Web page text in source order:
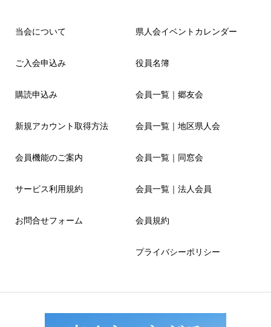
当会について
ご入会申込み
購読申込み
新規アカウント取得方法
会員機能のご案内
サービス利用規約
お問合せフォーム
県人会イベントカレンダー
役員名簿
会員一覧｜郷友会
会員一覧｜地区県人会
会員一覧｜同窓会
会員一覧｜法人会員
会員規約
プライバシーポリシー